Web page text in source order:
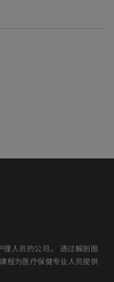
理人员的公司。 透过解剖图
程为医疗保健专业人员提供